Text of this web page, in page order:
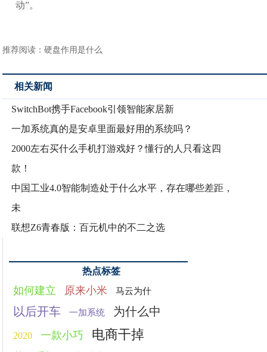
动”。
推荐阅读：硬盘作用是什么
相关新闻
SwitchBot携手Facebook引领智能家居新
一加系统真的是安卓里面最好用的系统吗？
2000左右买什么手机打游戏好？懂行的人只看这四
款！
中国工业4.0智能制造处于什么水平，存在哪些差距，
未
联想Z6青春版：百元机中的不二之选
热点标签
如何建立 原来小米 马云为什
以后开车 一加系统 为什么中
2020 一款小巧 电商干掉